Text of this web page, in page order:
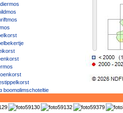
boomglimschoteltje